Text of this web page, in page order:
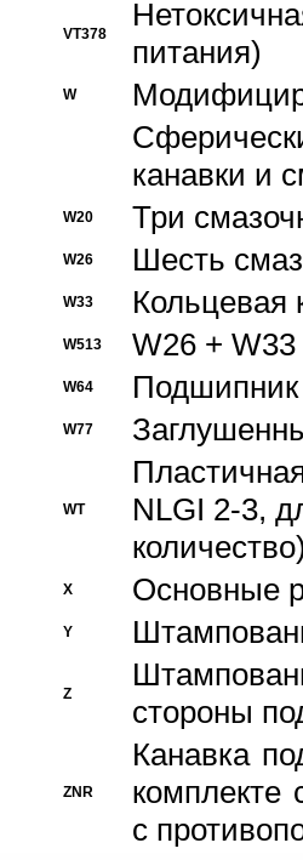
VT378
питания)
W
канавки и
W20 Три
W26 Шесть
W33 Кольцевая
W513 W26 + W33
W64
W77
WT
NLGI 2-3,
количество)
X Основные
Y
Z
стороны
ZNR
Канавка
с